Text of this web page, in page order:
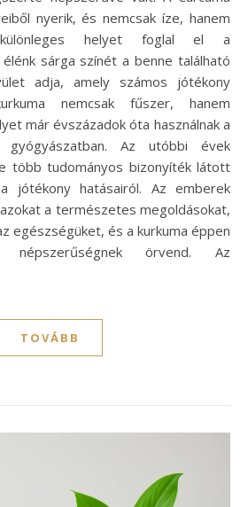
nyerik, és nemcsak íze, hanem
helyet foglal el a
sárga színét a benne található
adja, amely számos jótékony
nemcsak fűszer, hanem
már évszázadok óta használnak a
gyógyászatban. Az utóbbi évek
több tudományos bizonyíték látott
jótékony hatásairól. Az emberek
a természetes megoldásokat,
egészségüket, és a kurkuma éppen
népszerűségnek örvend. Az
TOVÁBB